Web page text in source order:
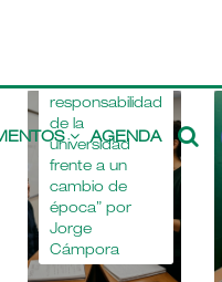
AGENDA
“La
responsabilidad
de la
universidad
frente a un
cambio de
época” por
Jorge
Cámpora